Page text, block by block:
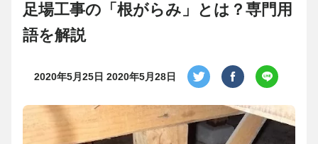
足場工事の「根がらみ」とは？専門用
語を解説
2020年5月25日 2020年5月28日